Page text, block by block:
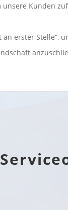
Kunden
erster Stelle“,